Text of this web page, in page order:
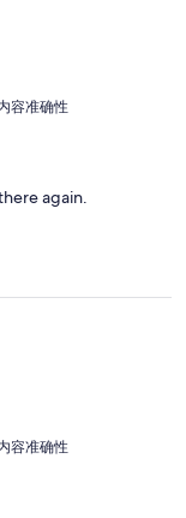
容准确性
again.
容准确性